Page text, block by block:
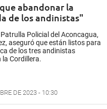
abandonar la
de los andinistas"
Patrulla Policial del Aconcagua,
aseguró que están listos para
de los tres andinistas
la Cordillera.
DE 2023 - 10:30